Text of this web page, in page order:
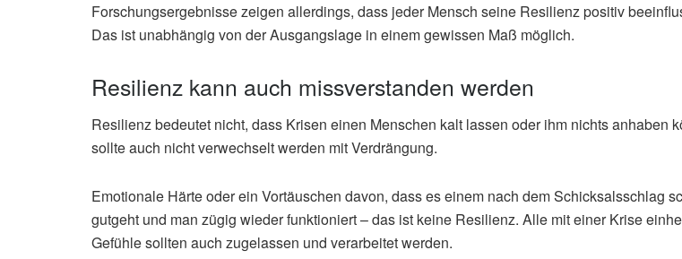
Forschungsergebnisse zeigen allerdings, dass jeder Mensch seine Resilienz positiv
Das ist unabhängig von der Ausgangslage in einem gewissen Maß möglich.
Resilienz kann auch missverstanden werden
Resilienz bedeutet nicht, dass Krisen einen Menschen kalt lassen oder ihm nichts anhaben
sollte auch nicht verwechselt werden mit Verdrängung.
Emotionale Härte oder ein Vortäuschen davon, dass es einem nach dem Schicksalsschlag
gutgeht und man zügig wieder funktioniert – das ist keine Resilienz. Alle mit einer Krise
Gefühle sollten auch zugelassen und verarbeitet werden.